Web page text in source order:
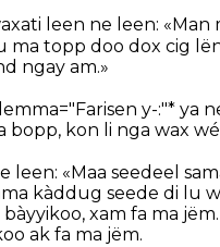
leen ne leen: «Man
ma topp doo dox cig
ngay am.»
y-:"* ya
bopp, kon li nga wax
leen: «Maa seedeel
kàddug seede di lu
bàyyikoo, xam fa ma
ak fa ma jëm.